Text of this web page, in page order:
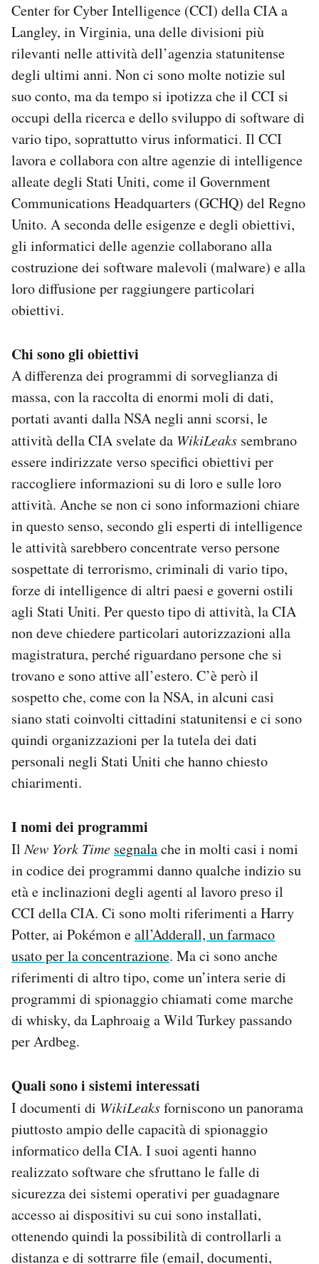
Center for Cyber Intelligence (CCI) della CIA a
Langley, in Virginia, una delle divisioni più
rilevanti nelle attività dell’agenzia statunitense
degli ultimi anni. Non ci sono molte notizie sul
suo conto, ma da tempo si ipotizza che il CCI si
occupi della ricerca e dello sviluppo di software di
vario tipo, soprattutto virus informatici. Il CCI
lavora e collabora con altre agenzie di intelligence
alleate degli Stati Uniti, come il Government
Communications Headquarters (GCHQ) del Regno
Unito. A seconda delle esigenze e degli obiettivi,
gli informatici delle agenzie collaborano alla
costruzione dei software malevoli (malware) e alla
loro diffusione per raggiungere particolari
obiettivi.
Chi sono gli obiettivi
A differenza dei programmi di sorveglianza di
massa, con la raccolta di enormi moli di dati,
portati avanti dalla NSA negli anni scorsi, le
attività della CIA svelate da WikiLeaks sembrano
essere indirizzate verso specifici obiettivi per
raccogliere informazioni su di loro e sulle loro
attività. Anche se non ci sono informazioni chiare
in questo senso, secondo gli esperti di intelligence
le attività sarebbero concentrate verso persone
sospettate di terrorismo, criminali di vario tipo,
forze di intelligence di altri paesi e governi ostili
agli Stati Uniti. Per questo tipo di attività, la CIA
non deve chiedere particolari autorizzazioni alla
magistratura, perché riguardano persone che si
trovano e sono attive all’estero. C’è però il
sospetto che, come con la NSA, in alcuni casi
siano stati coinvolti cittadini statunitensi e ci sono
quindi organizzazioni per la tutela dei dati
personali negli Stati Uniti che hanno chiesto
chiarimenti.
I nomi dei programmi
IlNew York Time segnalache in molti casi i nomi
in codice dei programmi danno qualche indizio su
età e inclinazioni degli agenti al lavoro preso il
CCI della CIA. Ci sono molti riferimenti a Harry
Potter, ai Pokémon eall’Adderall, un farmaco
usato per la concentrazione. Ma ci sono anche
riferimenti di altro tipo, come un’intera serie di
programmi di spionaggio chiamati come marche
di whisky, da Laphroaig a Wild Turkey passando
per Ardbeg.
Quali sono i sistemi interessati
I documenti di WikiLeaksforniscono un panorama
piuttosto ampio delle capacità di spionaggio
informatico della CIA. I suoi agenti hanno
realizzato software che sfruttano le falle di
sicurezza dei sistemi operativi per guadagnare
accesso ai dispositivi su cui sono installati,
ottenendo quindi la possibilità di controllarli a
distanza e di sottrarre file (email, documenti,